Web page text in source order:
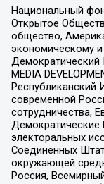
Национальный
Открытое
общество,
экономическому
MEDIA
Республиканский
современной
сотрудничества,
электоральных
Соединенных
окружающей
Россия,